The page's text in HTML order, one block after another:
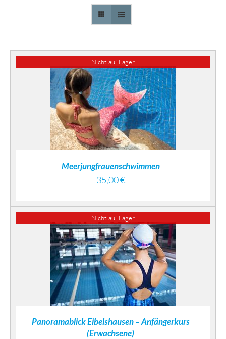
Nicht auf Lager
DETAILS
Meerjungfrauenschwimmen
35,00€
Nicht auf Lager
DETAILS
Panoramablick Eibelshausen – Anfängerkurs
(Erwachsene)